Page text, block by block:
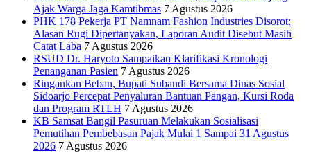
Ajak Warga Jaga Kamtibmas 7 Agustus 2026
PHK 178 Pekerja PT Namnam Fashion Industries Disorot:
Alasan Rugi Dipertanyakan, Laporan Audit Disebut Masih
Catat Laba 7 Agustus 2026
RSUD Dr. Haryoto Sampaikan Klarifikasi Kronologi
Penanganan Pasien 7 Agustus 2026
Ringankan Beban, Bupati Subandi Bersama Dinas Sosial
Sidoarjo Percepat Penyaluran Bantuan Pangan, Kursi Roda
dan Program RTLH 7 Agustus 2026
KB Samsat Bangil Pasuruan Melakukan Sosialisasi
Pemutihan Pembebasan Pajak Mulai 1 Sampai 31 Agustus
2026 7 Agustus 2026